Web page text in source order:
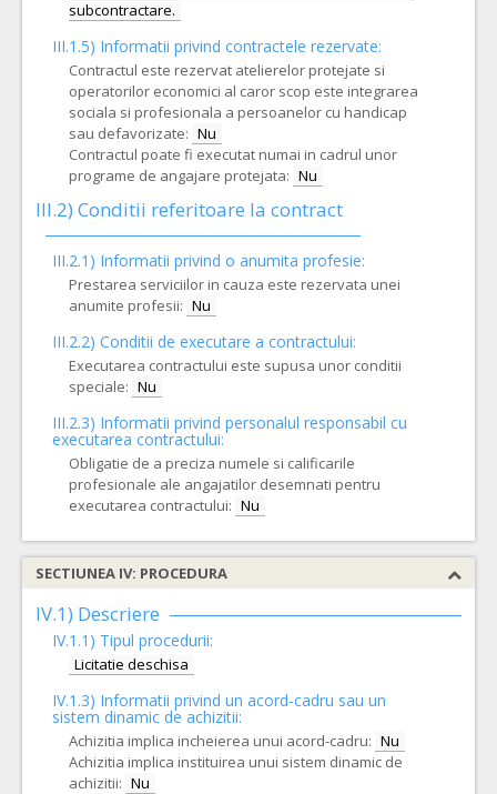
III.1.5) Informatii privind contractele rezervate:
Contractul este rezervat atelierelor protejate si
operatorilor economici al caror scop este integrarea
sociala si profesionala a persoanelor cu handicap
sau defavorizate: Nu
Contractul poate fi executat numai in cadrul unor
programe de angajare protejata: Nu
III.2) Conditii referitoare la contract
III.2.1) Informatii privind o anumita profesie:
Prestarea serviciilor in cauza este rezervata unei
anumite profesii: Nu
III.2.2) Conditii de executare a contractului:
Executarea contractului este supusa unor conditii
speciale: Nu
III.2.3) Informatii privind personalul responsabil cu
executarea contractului:
Obligatie de a preciza numele si calificarile
profesionale ale angajatilor desemnati pentru
executarea contractului: Nu
SECTIUNEA IV: PROCEDURA
IV.1) Descriere
IV.1.1) Tipul procedurii:
Licitatie deschisa
IV.1.3) Informatii privind un acord-cadru sau un
sistem dinamic de achizitii:
Achizitia implica incheierea unui acord-cadru: Nu
Achizitia implica instituirea unui sistem dinamic de
achizitii: Nu